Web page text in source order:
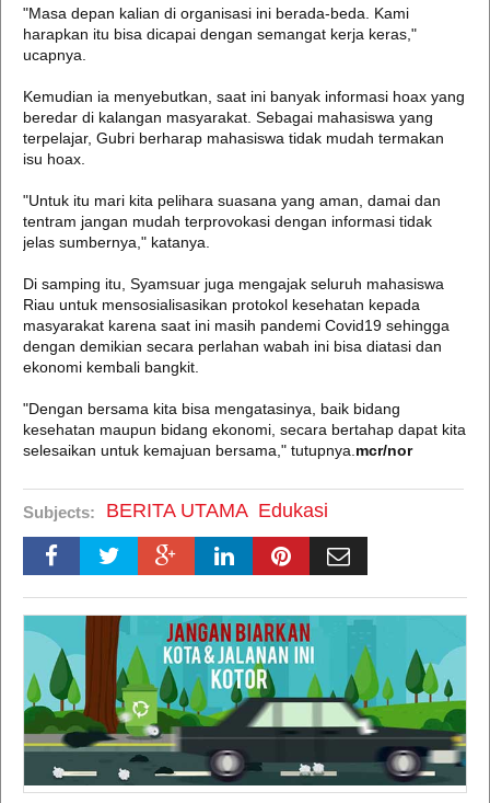
"Masa depan kalian di organisasi ini berada-beda. Kami
harapkan itu bisa dicapai dengan semangat kerja keras,"
ucapnya.
Kemudian ia menyebutkan, saat ini banyak informasi hoax yang
beredar di kalangan masyarakat. Sebagai mahasiswa yang
terpelajar, Gubri berharap mahasiswa tidak mudah termakan
isu hoax.
"Untuk itu mari kita pelihara suasana yang aman, damai dan
tentram jangan mudah terprovokasi dengan informasi tidak
jelas sumbernya," katanya.
Di samping itu, Syamsuar juga mengajak seluruh mahasiswa
Riau untuk mensosialisasikan protokol kesehatan kepada
masyarakat karena saat ini masih pandemi Covid19 sehingga
dengan demikian secara perlahan wabah ini bisa diatasi dan
ekonomi kembali bangkit.
"Dengan bersama kita bisa mengatasinya, baik bidang
kesehatan maupun bidang ekonomi, secara bertahap dapat kita
selesaikan untuk kemajuan bersama," tutupnya. mcr/nor
Subjects: BERITA UTAMA Edukasi